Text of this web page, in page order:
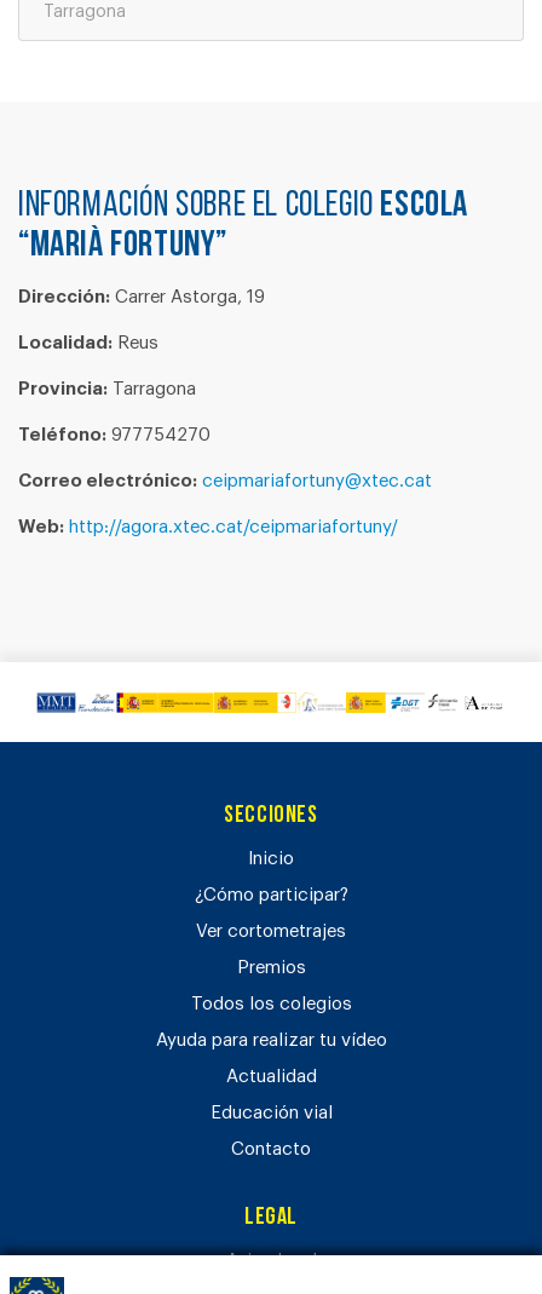
Tarragona
Información sobre el colegio ESCOLA
“MARIÀ FORTUNY”
Dirección: Carrer Astorga, 19
Localidad: Reus
Provincia: Tarragona
Teléfono: 977754270
Correo electrónico: ceipmariafortuny@xtec.cat
Web: http://agora.xtec.cat/ceipmariafortuny/
Secciones
Inicio
¿Cómo participar?
Ver cortometrajes
Premios
Todos los colegios
Ayuda para realizar tu vídeo
Actualidad
Educación vial
Contacto
Legal
Aviso legal